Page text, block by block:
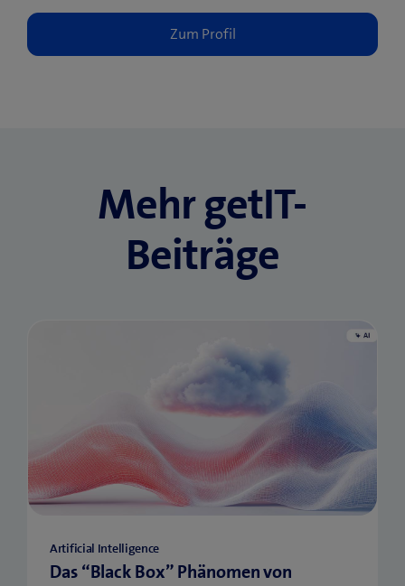
Mehr getIT-
Beiträge
Artificial Intelligence
Das “Black Box” Phänomen von